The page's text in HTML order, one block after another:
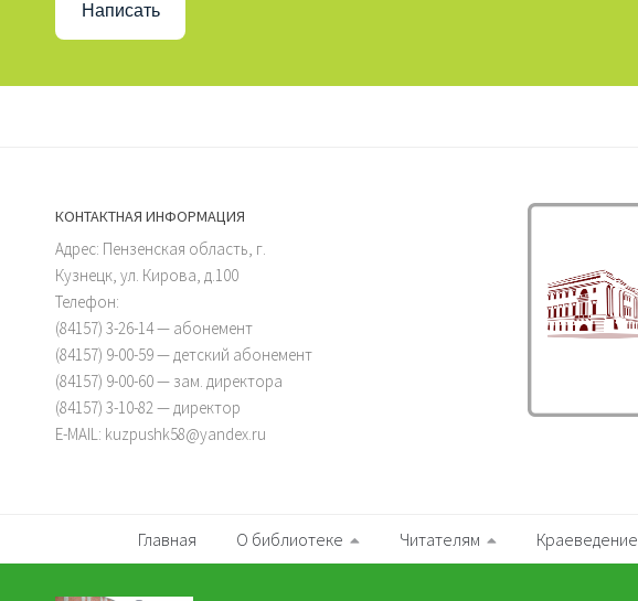
Написать
КОНТАКТНАЯ ИНФОРМАЦИЯ
Адрес: Пензенская область, г.
Кузнецк, ул. Кирова, д.100
Телефон:
(84157) 3-26-14 — абонемент
(84157) 9-00-59 — детский абонемент
(84157) 9-00-60 — зам. директора
(84157) 3-10-82 — директор
E-MAIL: kuzpushk58@yandex.ru
Главная О библиотеке Читателям Краеведение